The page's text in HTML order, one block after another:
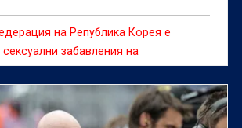
на Република Корея е
забавления на
съдии между 2011 и 2012 г., съобщи
агенция Yonhap, позовавайки се